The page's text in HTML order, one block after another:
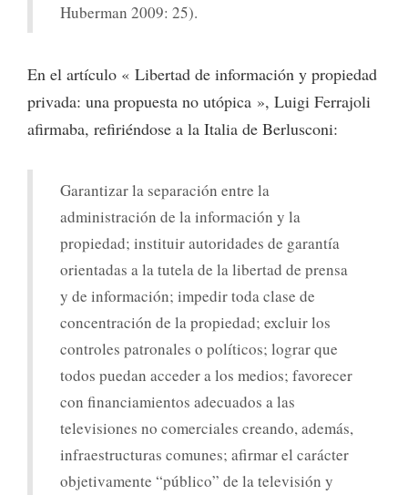
Huberman 2009: 25).
En el artículo « Libertad de información y propiedad
privada: una propuesta no utópica », Luigi Ferrajoli
afirmaba, refiriéndose a la Italia de Berlusconi:
Garantizar la separación entre la
administración de la información y la
propiedad; instituir autoridades de garantía
orientadas a la tutela de la libertad de prensa
y de información; impedir toda clase de
concentración de la propiedad; excluir los
controles patronales o políticos; lograr que
todos puedan acceder a los medios; favorecer
con financiamientos adecuados a las
televisiones no comerciales creando, además,
infraestructuras comunes; afirmar el carácter
objetivamente “público” de la televisión y